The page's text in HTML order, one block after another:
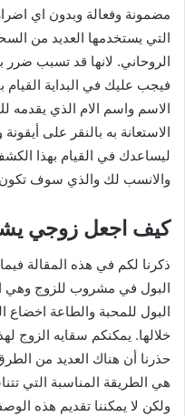
مضمونة وفعالة وبدون اي
التي يستخدمها العديد من
الروحاني. لانها قد تسبب ضرر
فيجب عليك في البداية
الاسم واسم الام الذي يقدمه
الاستعانة به بالنقر على
ليساعدك في القيام بهذا
والانسب لك والذي سوف تكون
كيف اجعل زوجي
ذكرنا لكم في هذه المقالة
البول في مشروب للزوج وهي
البول للمحبة والطاعة اخضاع
خلالها. يمكنكم سقايه الزوج
حذرنا أن هناك العديد من
هي الطريقة المناسبة التي
ولكن لا يمكننا تقديم هذه